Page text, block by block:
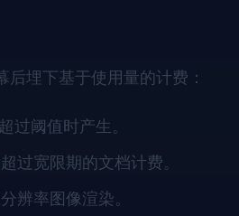
后埋下基于使用量的计费：
过阈值时产生。
过宽限期的文档计费。
辨率图像渲染。